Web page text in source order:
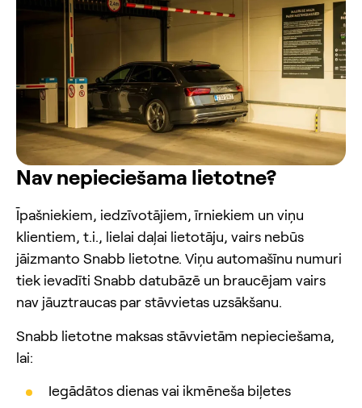
Nav nepieciešama lietotne?
Īpašniekiem, iedzīvotājiem, īrniekiem un viņu
klientiem, t.i., lielai daļai lietotāju, vairs nebūs
jāizmanto Snabb lietotne. Viņu automašīnu numuri
tiek ievadīti Snabb datubāzē un braucējam vairs
nav jāuztraucas par stāvvietas uzsākšanu.
Snabb lietotne maksas stāvvietām nepieciešama,
lai:
Iegādātos dienas vai ikmēneša biļetes